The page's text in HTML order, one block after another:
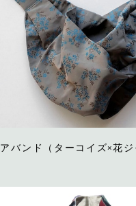
バンド（ターコイズ×花ジ